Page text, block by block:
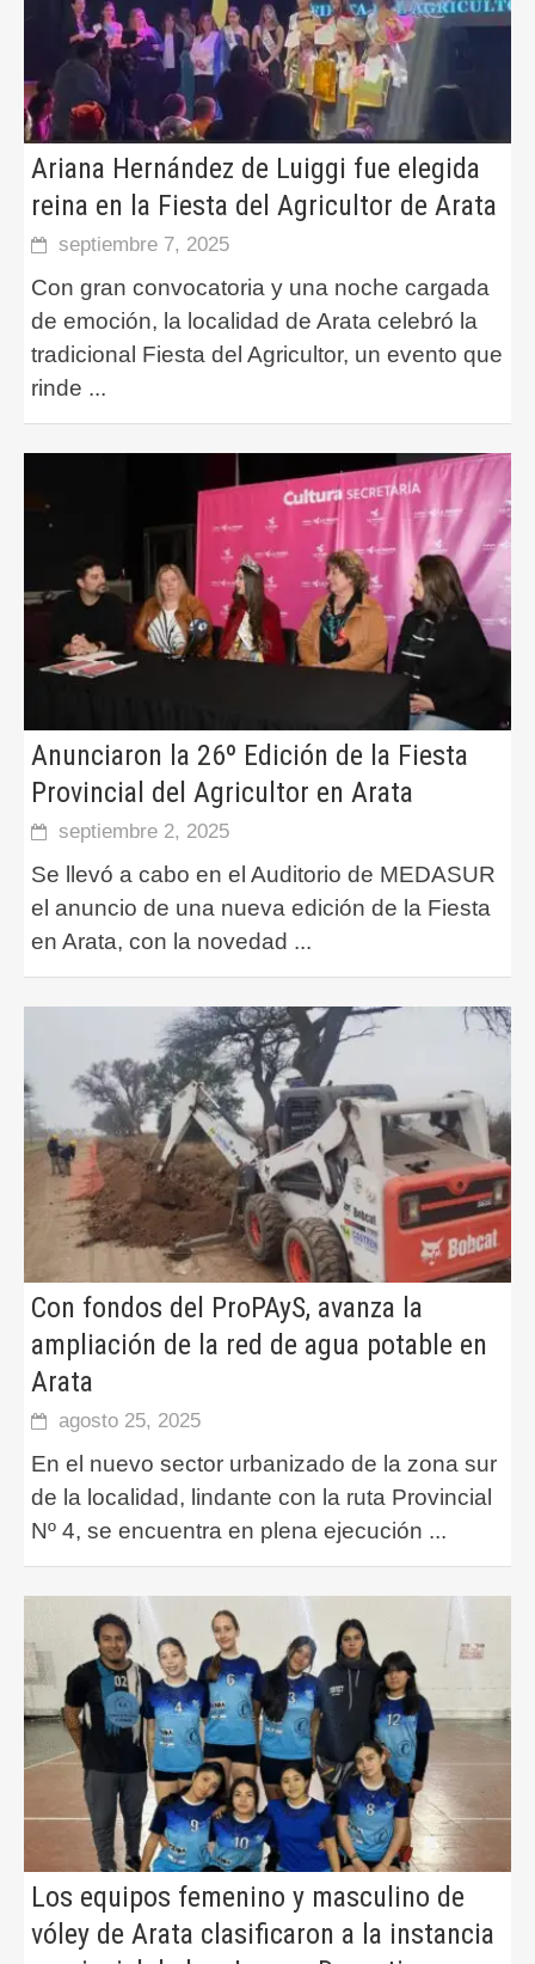
Ariana Hernández de Luiggi fue elegida
reina en la Fiesta del Agricultor de Arata
septiembre 7, 2025
Con gran convocatoria y una noche cargada
de emoción, la localidad de Arata celebró la
tradicional Fiesta del Agricultor, un evento que
rinde ...
Anunciaron la 26º Edición de la Fiesta
Provincial del Agricultor en Arata
septiembre 2, 2025
Se llevó a cabo en el Auditorio de MEDASUR
el anuncio de una nueva edición de la Fiesta
en Arata, con la novedad ...
Con fondos del ProPAyS, avanza la
ampliación de la red de agua potable en
Arata
agosto 25, 2025
En el nuevo sector urbanizado de la zona sur
de la localidad, lindante con la ruta Provincial
Nº 4, se encuentra en plena ejecución ...
Los equipos femenino y masculino de
vóley de Arata clasificaron a la instancia